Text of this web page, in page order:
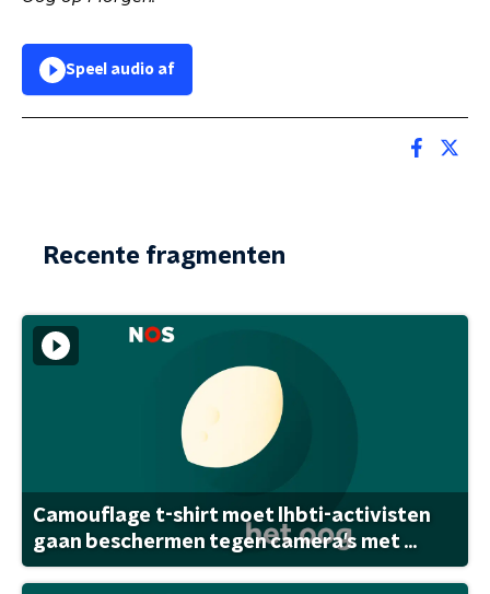
Speel audio af
Recente fragmenten
Camouflage t-shirt moet lhbti-activisten
gaan beschermen tegen camera's met ...